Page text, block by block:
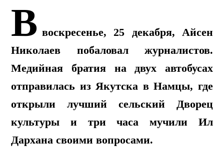
В воскресенье, 25 декабря, Айсен
Николаев побаловал журналистов.
Медийная братия на двух автобусах
отправилась из Якутска в Намцы, где
открыли лучший сельский Дворец
культуры и три часа мучили Ил
Дархана своими вопросами.